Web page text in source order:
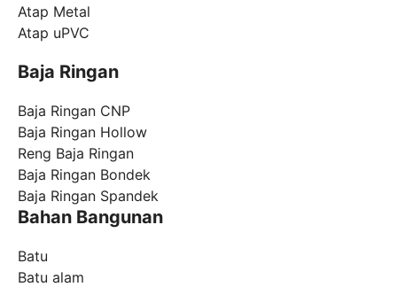
Atap Metal
Atap uPVC
Baja Ringan
Baja Ringan CNP
Baja Ringan Hollow
Reng Baja Ringan
Baja Ringan Bondek
Baja Ringan Spandek
Bahan Bangunan
Batu
Batu alam